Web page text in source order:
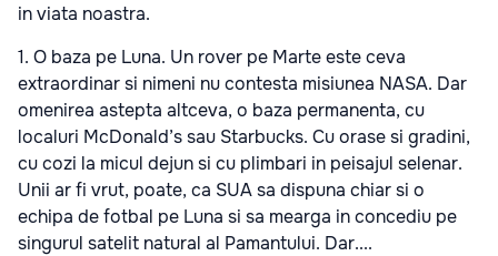
in viata noastra.
1. O baza pe Luna. Un rover pe Marte este ceva
extraordinar si nimeni nu contesta misiunea NASA. Dar
omenirea astepta altceva, o baza permanenta, cu
localuri McDonald’s sau Starbucks. Cu orase si gradini,
cu cozi la micul dejun si cu plimbari in peisajul selenar.
Unii ar fi vrut, poate, ca SUA sa dispuna chiar si o
echipa de fotbal pe Luna si sa mearga in concediu pe
singurul satelit natural al Pamantului. Dar....